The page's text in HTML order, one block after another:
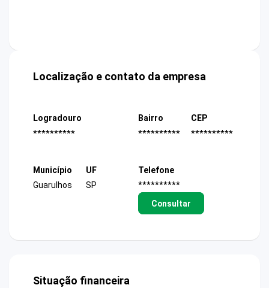
Localização e contato da empresa
Logradouro
**********
Bairro
**********
CEP
**********
Município
Guarulhos
UF
SP
Telefone
**********
Consultar
Situação financeira